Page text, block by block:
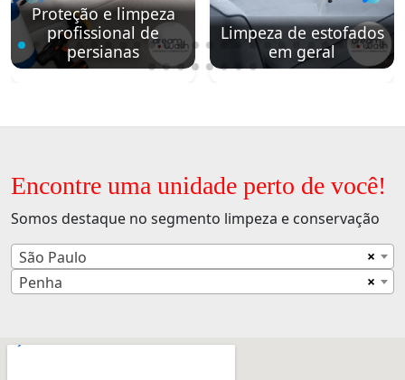
Proteção e limpeza
profissional de
persianas
Limpeza de estofados
em geral
Encontre uma unidade perto de você!
Somos destaque no segmento limpeza e conservação
×
São Paulo
×
Penha